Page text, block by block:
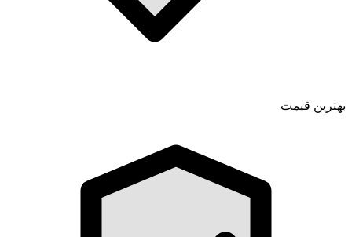
بهترین قیمت